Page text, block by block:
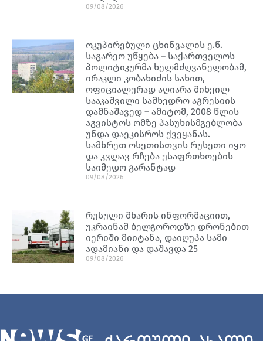
09/08/2026
ოკუპირებული ცხინვალის ე.წ.
საგარეო უწყება – საქართველოს
პოლიტიკურმა ხელმძღვანელობამ,
ირაკლი კობახიძის სახით,
ოფიციალურად აღიარა მიხეილ
სააკაშვილი სამხედრო აგრესიის
დამნაშავედ – ამიტომ, 2008 წლის
აგვისტოს ომზე პასუხისმგებლობა
უნდა დაეკისროს ქვეყანას.
სამხრეთ ოსეთისთვის რუსეთი იყო
და კვლავ რჩება უსაფრთხოების
საიმედო გარანტად
09/08/2026
რუსული მხარის ინფორმაციით,
უკრაინამ ბელგოროდზე დრონებით
იერიში მიიტანა, დაიღუპა სამი
ადამიანი და დაშავდა 25
09/08/2026